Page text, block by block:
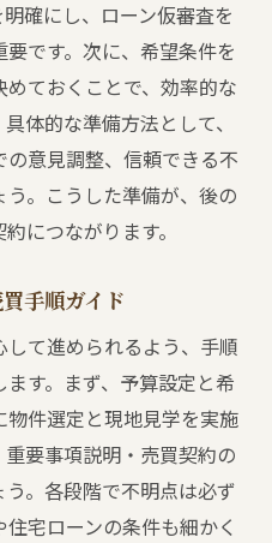
要な準備と流れの理解
動産売買の流れ整理法
を徹底整理
重要な注意ポイント
き不動産売買の流れ
買の契約時の流れ
買で気を付けたい点
後の流れも要確認
買の流れと注意
る不動産売買の流れ
い不動産売買の注意点
確にし、ローン仮審査を
です。次に、希望条件を
ておくことで、効率的な
体的な準備方法として、
意見調整、信頼できる不
。こうした準備が、後の
につながります。
手順ガイド
て進められるよう、手順
す。まず、予算設定と希
件選定と現地見学を実施
要事項説明・売買契約の
。各段階で不明点は必ず
宅ローンの条件も細かく